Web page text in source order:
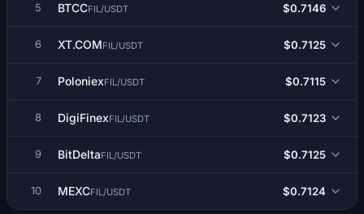
5 BTCCFIL/USDT $0.7146
6 XT.COMFIL/USDT $0.7125
7 PoloniexFIL/USDT $0.7115
8 DigiFinexFIL/USDT $0.7123
9 BitDeltaFIL/USDT $0.7125
10 MEXCFIL/USDT $0.7124